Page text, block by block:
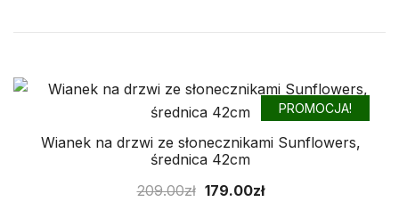
PROMOCJA!
Wianek na drzwi ze słonecznikami Sunflowers,
średnica 42cm
209.00zł Pierwotna
179.00złAktualna